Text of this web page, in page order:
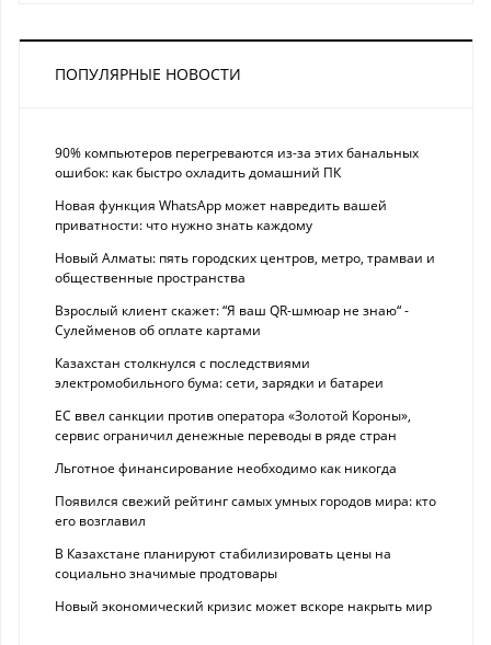
ПОПУЛЯРНЫЕ НОВОСТИ
90% компьютеров перегреваются из-за этих банальных
ошибок: как быстро охладить домашний ПК
Новая функция WhatsApp может навредить вашей
приватности: что нужно знать каждому
Новый Алматы: пять городских центров, метро, трамваи и
общественные пространства
Взрослый клиент скажет: “Я ваш QR-шмюар не знаю“ -
Сулейменов об оплате картами
Казахстан столкнулся с последствиями
электромобильного бума: сети, зарядки и батареи
ЕС ввел санкции против оператора «Золотой Короны»,
сервис ограничил денежные переводы в ряде стран
Льготное финансирование необходимо как никогда
Появился свежий рейтинг самых умных городов мира: кто
его возглавил
В Казахстане планируют стабилизировать цены на
социально значимые продтовары
Новый экономический кризис может вскоре накрыть мир